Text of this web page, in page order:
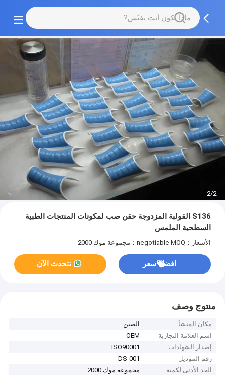
2/2
S136 القولبة المزدوجة حقن صب لمكونات المنتجات الطبية
السطحية الملمس
الأسعار：negotiable MOQ：مجموعة موك 2000
افضل سعر نتحدث الآن
منتوج وصف
مكان المنشأ
الصين
اسم العلامة التجارية
OEM
إصدار الشهادات
ISO90001
رقم الموديل
DS-001
الحد الأدنى لكمية
مجموعة موك 2000